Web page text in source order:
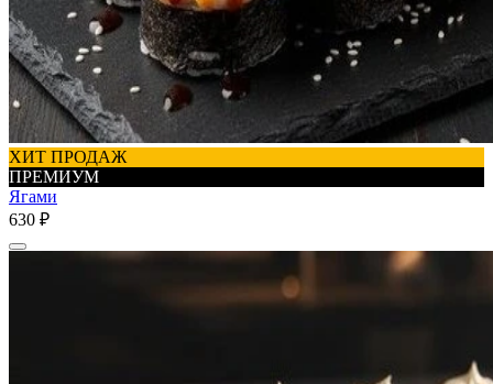
ХИТ ПРОДАЖ
ПРЕМИУМ
Ягами
630 ₽